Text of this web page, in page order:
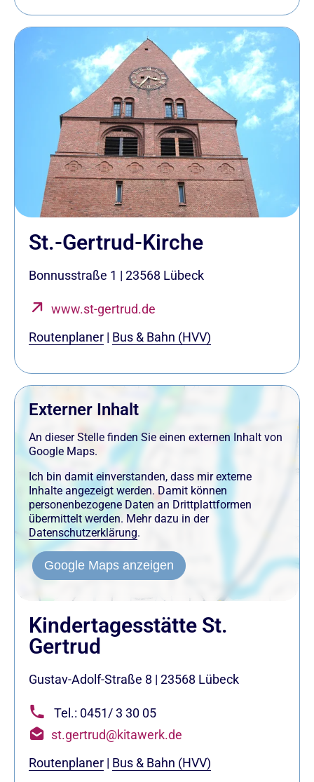
St.-Gertrud-Kirche
Bonnusstraße 1 | 23568 Lübeck
www.st-gertrud.de
Routenplaner | Bus & Bahn (HVV)
Externer Inhalt
An dieser Stelle finden Sie einen externen Inhalt von
Google Maps.
Ich bin damit einverstanden, dass mir externe
Inhalte angezeigt werden. Damit können
personenbezogene Daten an Drittplattformen
übermittelt werden. Mehr dazu in der
Datenschutzerklärung.
Google Maps anzeigen
Kindertagesstätte St.
Gertrud
Gustav-Adolf-Straße 8 | 23568 Lübeck
Tel.: 0451/ 3 30 05
st.gertrud@kitawerk.de
Routenplaner | Bus & Bahn (HVV)